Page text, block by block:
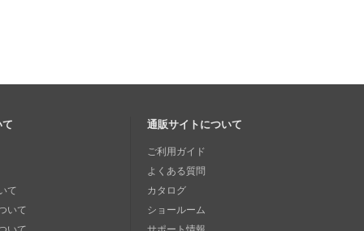
て
いて
通販サイトについて
ご利用ガイド
よくある質問
カタログ
ショールーム